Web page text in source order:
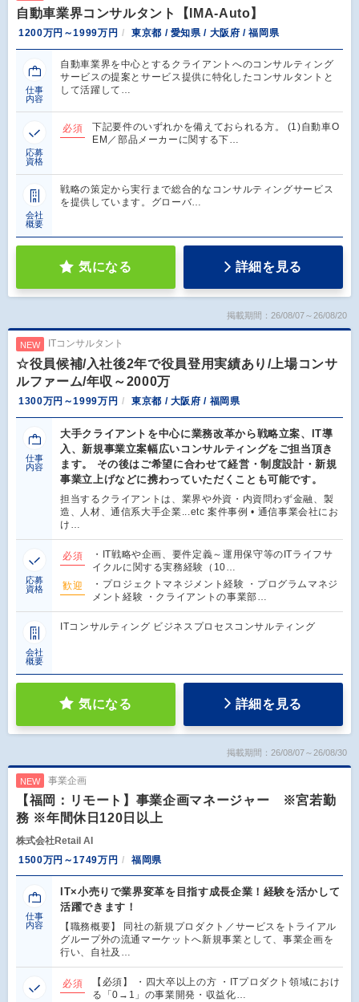
自動車業界コンサルタント【IMA-Auto】
1200万円～1999万円 東京都 / 愛知県 / 大阪府 / 福岡県
仕事
内容
自動車業界を中心とするクライアントへのコンサルティング
サービスの提案とサービス提供に特化したコンサルタントと
して活躍して…
応募
資格
必須
下記要件のいずれかを備えておられる方。 (1)自動車O
EM／部品メーカーに関する下…
会社
概要
戦略の策定から実行まで総合的なコンサルティングサービス
を提供しています。グローバ…
気になる 詳細を見る
掲載期間：26/08/07～26/08/20
NEW ITコンサルタント
☆役員候補/入社後2年で役員登用実績あり/上場コンサ
ルファーム/年収～2000万
1300万円～1999万円 東京都 / 大阪府 / 福岡県
仕事
内容
大手クライアントを中心に業務改革から戦略立案、IT導
入、新規事業立案幅広いコンサルティングをご担当頂き
ます。 その後はご希望に合わせて経営・制度設計・新規
事業立上げなどに携わっていただくことも可能です。
担当するクライアントは、業界や外資・内資問わず金融、製
造、人材、通信系大手企業...etc 案件事例 • 通信事業会社にお
け…
応募
資格
必須
・IT戦略や企画、要件定義～運用保守等のITライフサ
イクルに関する実務経験（10…
歓迎
・プロジェクトマネジメント経験 ・プログラムマネジ
メント経験 ・クライアントの事業部…
会社
概要
ITコンサルティング ビジネスプロセスコンサルティング
気になる 詳細を見る
掲載期間：26/08/07～26/08/30
NEW 事業企画
【福岡：リモート】事業企画マネージャー ※宮若勤
務 ※年間休日120日以上
株式会社Retail AI
1500万円～1749万円
福岡県
仕事
内容
IT×小売りで業界変革を目指す成長企業！経験を活かして
活躍できます！
【職務概要】 同社の新規プロダクト／サービスをトライアル
グループ外の流通マーケットへ新規事業として、事業企画を
行い、自社及…
必須
【必須】 ・四大卒以上の方 ・ITプロダクト領域におけ
る「0→1」の事業開発・収益化…